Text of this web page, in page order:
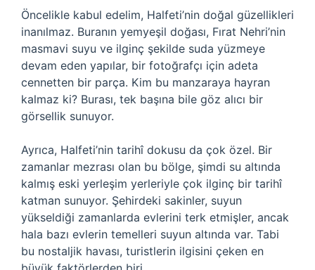
Öncelikle kabul edelim, Halfeti’nin doğal güzellikleri
inanılmaz. Buranın yemyeşil doğası, Fırat Nehri’nin
masmavi suyu ve ilginç şekilde suda yüzmeye
devam eden yapılar, bir fotoğrafçı için adeta
cennetten bir parça. Kim bu manzaraya hayran
kalmaz ki? Burası, tek başına bile göz alıcı bir
görsellik sunuyor.
Ayrıca, Halfeti’nin tarihî dokusu da çok özel. Bir
zamanlar mezrası olan bu bölge, şimdi su altında
kalmış eski yerleşim yerleriyle çok ilginç bir tarihî
katman sunuyor. Şehirdeki sakinler, suyun
yükseldiği zamanlarda evlerini terk etmişler, ancak
hala bazı evlerin temelleri suyun altında var. Tabi
bu nostaljik havası, turistlerin ilgisini çeken en